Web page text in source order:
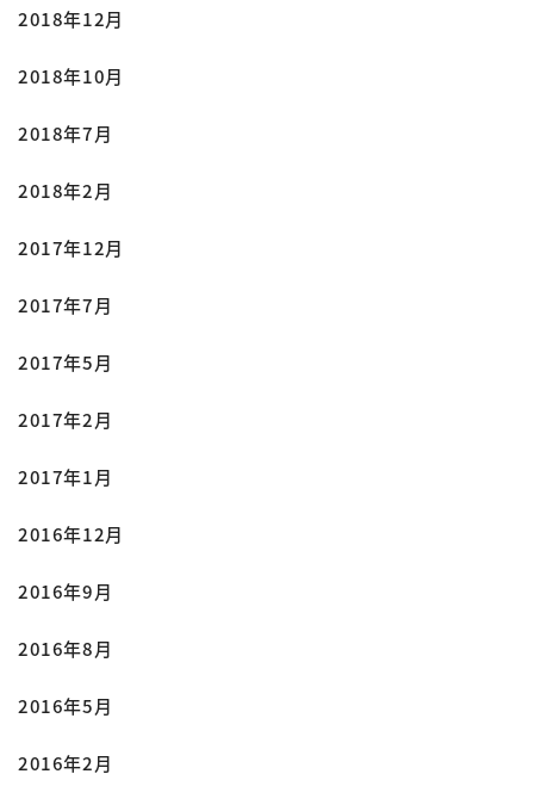
2018年12月
2018年10月
2018年7月
2018年2月
2017年12月
2017年7月
2017年5月
2017年2月
2017年1月
2016年12月
2016年9月
2016年8月
2016年5月
2016年2月